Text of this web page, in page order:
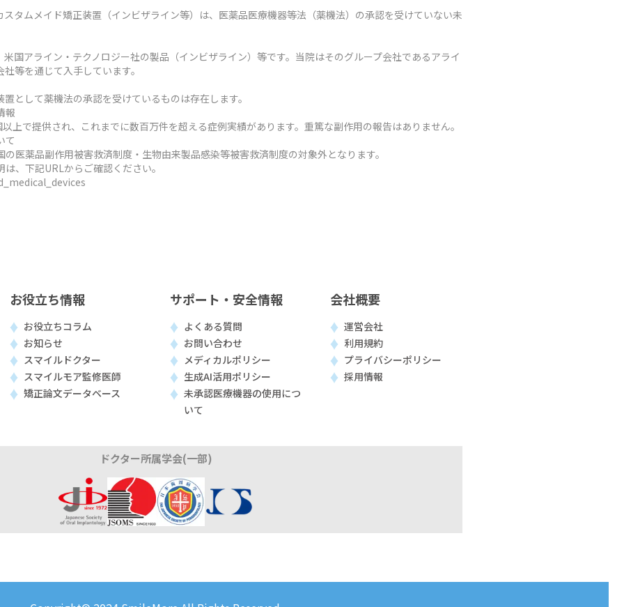
タムメイド矯正装置（インビザライン等）は、医薬品医療機器等法（薬機法）の承認を受けていない未
国アライン・テクノロジー社の製品（インビザライン）等です。当院はそのグループ会社であるアライ
等を通じて入手しています。
として薬機法の承認を受けているものは存在します。
報
上で提供され、これまでに数百万件を超える症例実績があります。重篤な副作用の報告はありません。
て
医薬品副作用被害救済制度・生物由来製品感染等被害救済制度の対象外となります。
、下記URLからご確認ください。
お役立ち情報
お役立ちコラム
お知らせ
スマイルドクター
スマイルモア監修医師
矯正論文データベース
サポート・安全情報
よくある質問
お問い合わせ
メディカルポリシー
生成AI活用ポリシー
未承認医療機器の使用につ
いて
会社概要
運営会社
利用規約
プライバシーポリシー
採用情報
ドクター所属学会(一部)